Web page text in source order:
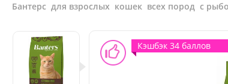
Бантерс для взрослых кошек всех пород с
Кэшбэк 34 баллов